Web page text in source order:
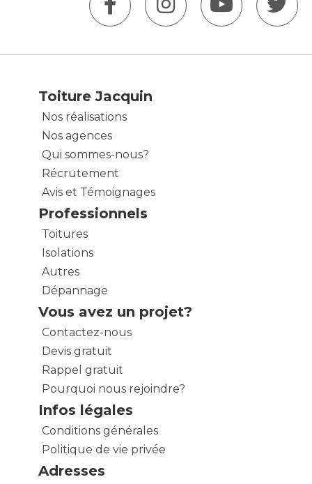
Toiture Jacquin
Nos réalisations
Nos agences
Qui sommes-nous?
Récrutement
Avis et Témoignages
Professionnels
Toitures
Isolations
Autres
Dépannage
Vous avez un projet?
Contactez-nous
Devis gratuit
Rappel gratuit
Pourquoi nous rejoindre?
Infos légales
Conditions générales
Politique de vie privée
Adresses